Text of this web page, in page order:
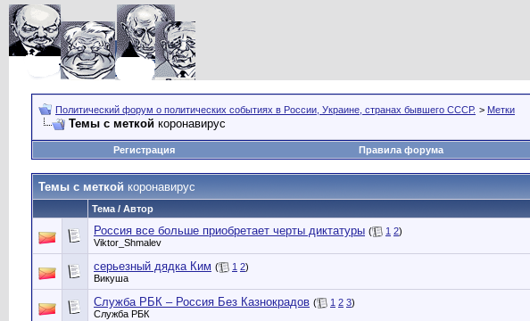
Политический форум о политических событиях в России, Украине, странах бывшего СССР. > Метки
Темы с меткой коронавирус
Регистрация Правила форума
Темы с меткой коронавирус
Тема / Автор
Россия все больше приобретает черты диктатуры ( 1 2)
Viktor_Shmalev
серьезный дядка Ким ( 1 2)
Викуша
Служба РБК – Россия Без Казнокрадов ( 1 2 3)
Служба РБК